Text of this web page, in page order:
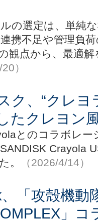
の選定は、単純
携不足や管理負
観点から、最適
）
ク、“クレヨ
たクレヨン
とのコラボレ
Crayola
。
（2026/4/14）
「攻殻機動
」コ